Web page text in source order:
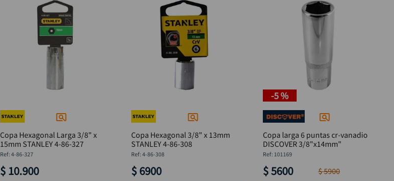
Copa Hexagonal Larga 3/8" x
15mm STANLEY 4-86-327
: 4-86-327
$ 10.900
Copa Hexagonal 3/8" x 13mm
STANLEY 4-86-308
:4-86-308
$ 6900
-5 %
Copa larga 6 puntas cr-vanadio
DISCOVER 3/8"x14mm"
: 101169
$5600 $5900